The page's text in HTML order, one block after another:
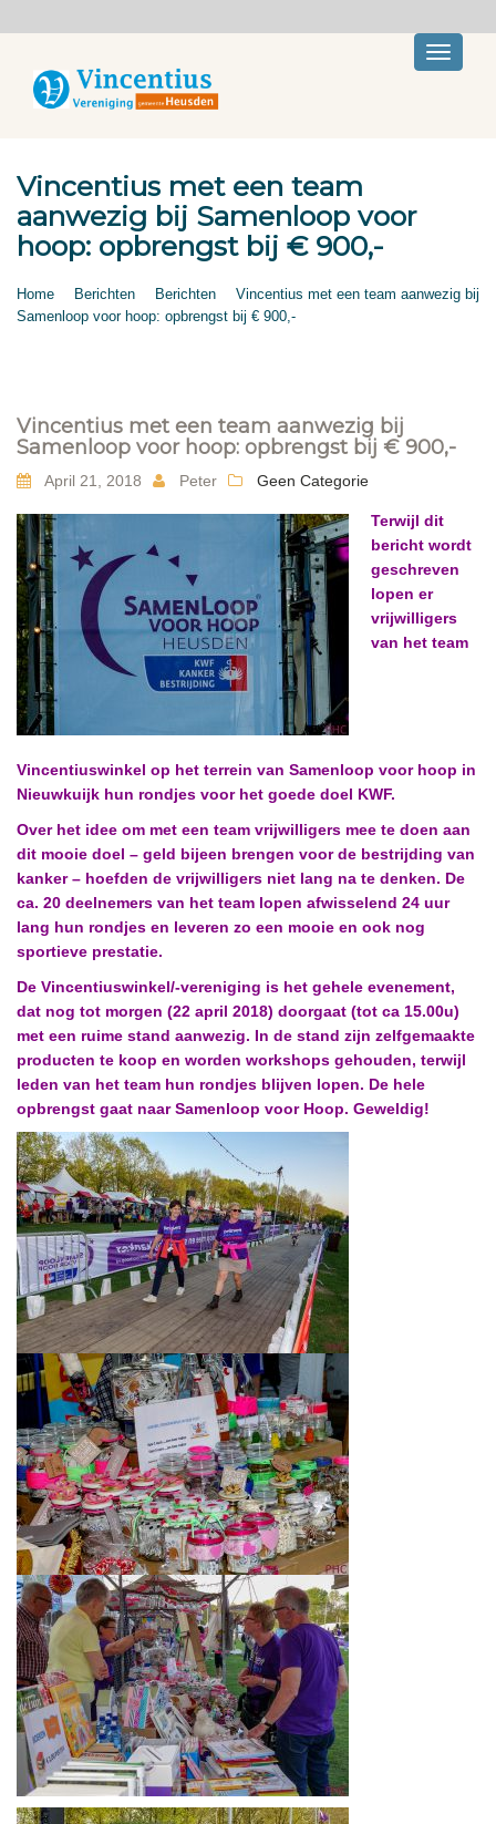
Toggle
Vincentius met een team
aanwezig bij Samenloop voor
hoop: opbrengst bij € 900,-
Home Berichten Berichten
Vincentius met een team aanwezig bij
Samenloop voor hoop: opbrengst bij € 900,-
Vincentius met een team aanwezig bij
Samenloop voor hoop: opbrengst bij € 900,-
April 21, 2018 Peter Geen Categorie
Terwijl dit
bericht wordt
geschreven
lopen er
vrijwilligers
van het team
Vincentiuswinkel op het terrein van Samenloop voor hoop in
Nieuwkuijk hun rondjes voor het goede doel KWF.
Over het idee om met een team vrijwilligers mee te doen aan
dit mooie doel – geld bijeen brengen voor de bestrijding van
kanker – hoefden de vrijwilligers niet lang na te denken. De
ca. 20 deelnemers van het team lopen afwisselend 24 uur
lang hun rondjes en leveren zo een mooie en ook nog
sportieve prestatie.
De Vincentiuswinkel/-vereniging is het gehele evenement,
dat nog tot morgen (22 april 2018) doorgaat (tot ca 15.00u)
met een ruime stand aanwezig. In de stand zijn zelfgemaakte
producten te koop en worden workshops gehouden, terwijl
leden van het team hun rondjes blijven lopen. De hele
opbrengst gaat naar Samenloop voor Hoop. Geweldig!